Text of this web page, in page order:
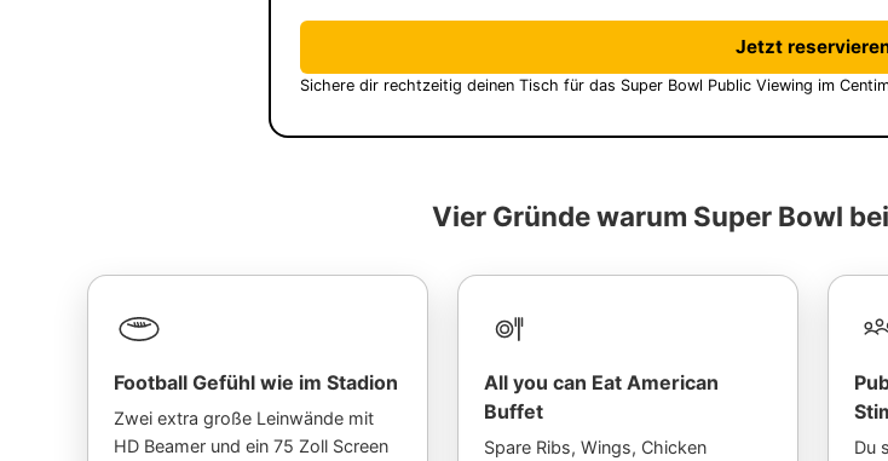
Jetzt
Sichere dir rechtzeitig deinen Tisch für das Super Bowl Public Viewing im
Vier Gründe warum Super Bowl
Football Gefühl wie im Stadion
Zwei extra große Leinwände mit
HD Beamer und ein 75 Zoll Screen
All you can Eat American
Buffet
Spare Ribs, Wings, Chicken
Du